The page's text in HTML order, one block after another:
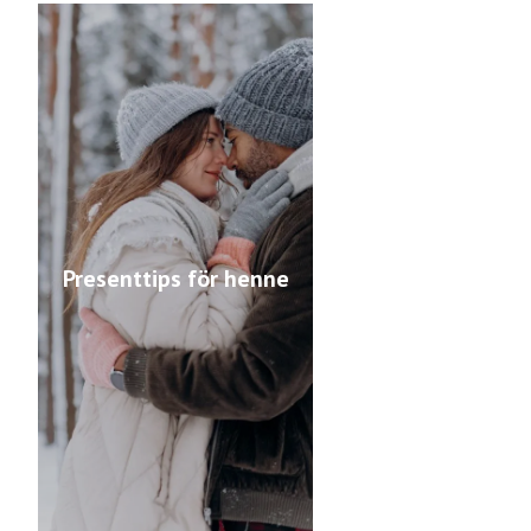
Presenttips för henne